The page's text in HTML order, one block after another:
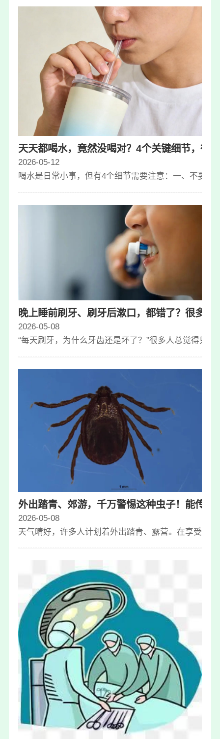
天天都喝水，竟然没喝对？4个关键细节，很
2026-05-12
喝水是日常小事，但有4个细节需要注意：一、不要
晚上睡前刷牙、刷牙后漱口，都错了？很多人
2026-05-08
“每天刷牙，为什么牙齿还是坏了？”很多人总觉得只
外出踏青、郊游，千万警惕这种虫子！能传染
2026-05-08
天气晴好，许多人计划着外出踏青、露营。在享受大